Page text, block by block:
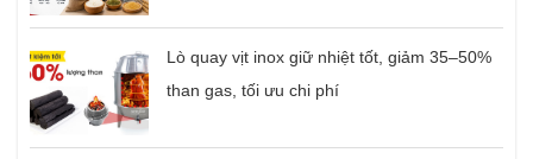
Lò quay vịt inox giữ nhiệt tốt, giảm 35–50%
than gas, tối ưu chi phí